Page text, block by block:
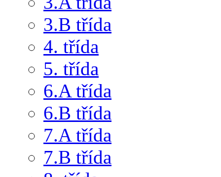
3.B třída
4. třída
5. třída
6.A třída
6.B třída
7.A třída
7.B třída